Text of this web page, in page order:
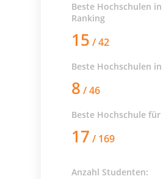
Beste Hochschulen
Ranking
15 / 42
Beste Hochschulen
8 / 46
Beste Hochschule für
17 / 169
Anzahl Studenten: